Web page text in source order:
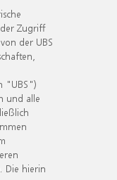
Zugriff
der UBS
"UBS")
und alle
Die hierin